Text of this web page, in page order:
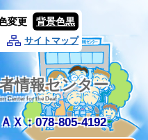
変更 背景色黒
サイトマップ
情報センター
Center for the Deaf
ＡＸ：078-805-4192